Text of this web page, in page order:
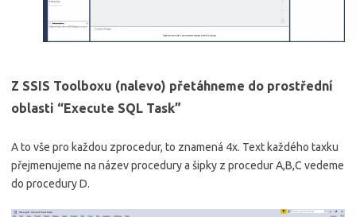
Z SSIS Toolboxu (nalevo) přetáhneme do prostřední
oblasti “Execute SQL Task”
A to vše pro každou zprocedur, to znamená 4x. Text každého taxku
přejmenujeme na název procedury a šipky z procedur A,B,C vedeme
do procedury D.